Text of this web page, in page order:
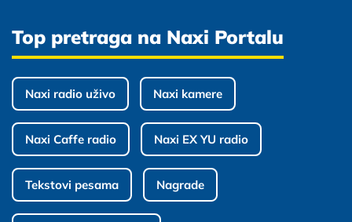
Top pretraga na Naxi Portalu
Naxi radio uživo Naxi kamere
Naxi Caffe radio Naxi EX YU radio
Tekstovi pesama Nagrade